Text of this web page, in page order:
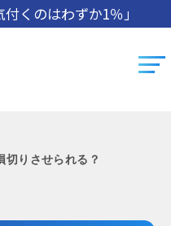
くのはわずか1％」
切りさせられる？